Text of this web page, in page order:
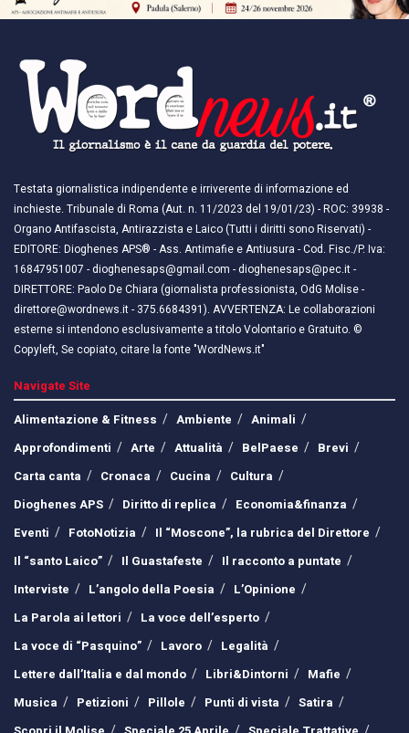
Testata giornalistica indipendente e irriverente di informazione ed
inchieste. Tribunale di Roma (Aut. n. 11/2023 del 19/01/23) - ROC: 39938 -
Organo Antifascista, Antirazzista e Laico (Tutti i diritti sono Riservati) -
EDITORE: Dioghenes APS® - Ass. Antimafie e Antiusura - Cod. Fisc./P. Iva:
16847951007 - dioghenesaps@gmail.com - dioghenesaps@pec.it - ​​
DIRETTORE: Paolo De Chiara (giornalista professionista, OdG Molise -
direttore@wordnews.it - ​​375.6684391). AVVERTENZA: Le collaborazioni
esterne si intendono esclusivamente a titolo Volontario e Gratuito. ©
Copyleft, Se copiato, citare la fonte "WordNews.it"
Navigate Site
Alimentazione & Fitness
Ambiente
Animali
Approfondimenti
Arte Attualità BelPaese
Brevi
Carta canta
Cronaca Cucina
Cultura
Dioghenes APS
Diritto di replica
Economia&finanza
Eventi
FotoNotizia
Il “Moscone”, la rubrica del Direttore
Il “santo Laico”
Il Guastafeste
Il racconto a puntate
Interviste
L’angolo della Poesia
L’Opinione
La Parola ai lettori
La voce dell’esperto
La voce di “Pasquino”
Lavoro
Legalità
Lettere dall’Italia e dal mondo
Libri&Dintorni
Mafie
Musica
Petizioni Pillole Punti di vista
Satira